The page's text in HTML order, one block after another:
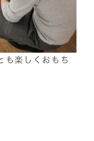
も楽しくおもち